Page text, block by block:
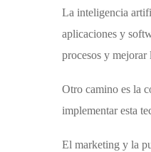
La inteligencia
aplicaciones y
procesos y mejorar
Otro camino es la
implementar esta
El marketing y la